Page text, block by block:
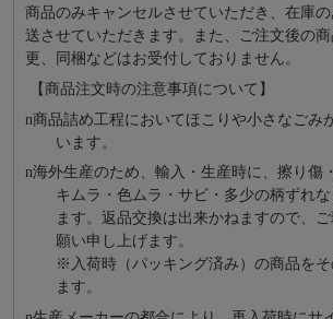
商品のみキャンセルさせていただき、在庫
送させていただきます。また、ご注文後の
更、同梱などはお受付しておりません。
【商品注文時の注意事項について】
n商品詰め⼯程においてほこりや⼩さなごみ
います。
n海外⽣産のため、輸⼊・⽣産時に、擦り傷
キムラ・色ムラ・サビ・多少の柄ずれ
ます。返品交換は出来かねますので、
願い申し上げます。
※⼊荷時（パッキング済み）の商品を
ます。